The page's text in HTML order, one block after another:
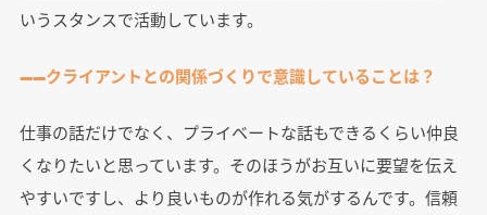
いうスタンスで活動しています。
――クライアントとの関係づくりで意識していることは？
仕事の話だけでなく、プライベートな話もできるくらい仲良
くなりたいと思っています。そのほうがお互いに要望を伝え
やすいですし、より良いものが作れる気がするんです。信頼